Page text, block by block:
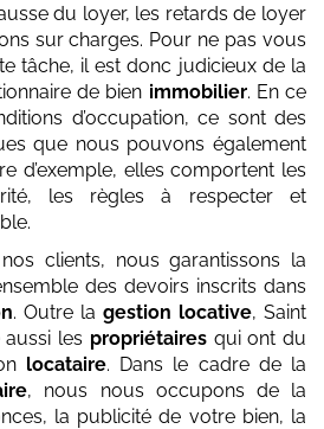
du loyer, les retards de loyer
sur charges. Pour ne pas vous
tâche, il est donc judicieux de la
de bien immobilier. En ce
d’occupation, ce sont des
que nous pouvons également
d’exemple, elles comportent les
les règles à respecter et
clients, nous garantissons la
des devoirs inscrits dans
. Outre la gestion locative, Saint
aussi les propriétairesqui ont du
locataire. Dans le cadre de la
, nous nous occupons de la
la publicité de votre bien, la